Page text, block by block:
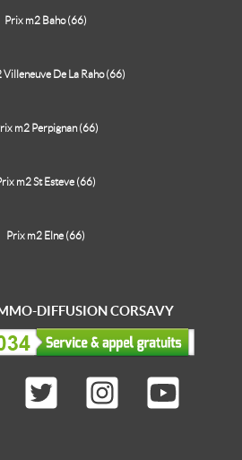
Prix m2 Baho (66)
Villeneuve De La Raho (66)
m2 Perpignan (66)
m2 St Esteve (66)
Prix m2 Elne (66)
DIFFUSION CORSAVY